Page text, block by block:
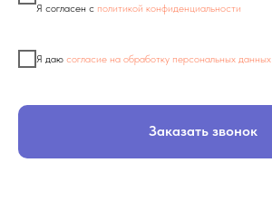
Я согласен с политикой конфиденциальности
Я даю согласие на обработку персональных данных
Заказать звонок